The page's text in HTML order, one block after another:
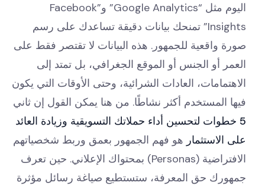
اليوم مثل “Google Analytics” و”Facebook
Insights” تمنحك بيانات دقيقة تساعدك على رسم
صورة واقعية للجمهور. هذه البيانات لا تقتصر فقط على
العمر أو الجنس أو الموقع الجغرافي، بل تمتد إلى
الاهتمامات، العادات الشرائية، وحتى الأوقات التي يكون
فيها المستخدم أكثر نشاطًا. من هنا يمكن القول إن ثاني
5 خطوات لتحسين أداء حملاتك التسويقية وزيادة العائد
على الاستثمار هو فهم الجمهور بعمق وربط شخصياتهم
الافتراضية (Personas) بمحتواك الإعلاني. حين تعرف
جمهورك حق المعرفة، ستستطيع صياغة رسائل مؤثرة